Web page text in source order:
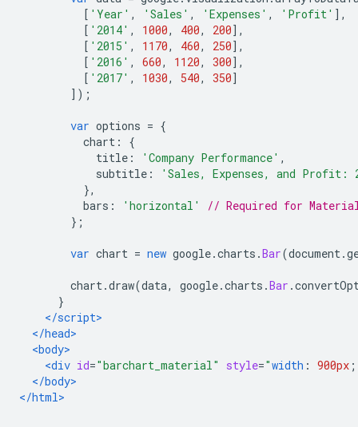
[ 'Year' , 'Sales' , 'Expenses' , 'Profit' ],
[ '2014' , 1000, 400, 200],
[ '2015' , 1170, 460, 250],
[ '2016' , 660, 1120, 300],
[ '2017' , 1030, 540, 350]
]);
var options = {
chart :
{
title : 'Company Performance' ,
subtitle :
'Sales, Expenses, and Profit:
},
bars : 'horizontal'
// Required for
};
var chart = new google.charts .Bar(document.
chart.draw(data, google.charts .Bar .
}
</script>
</head>
<body>
<div id="barchart_material" style="width : 900px ;
</body>
</html>